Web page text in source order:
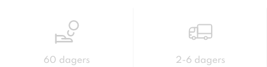
60 dagers
2-6 dagers